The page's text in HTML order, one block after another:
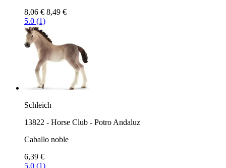
8,06 € 8,49 €
5.0 (1)
Schleich
13822 - Horse Club - Potro Andaluz
Caballo noble
6,39 €
5.0 (1)